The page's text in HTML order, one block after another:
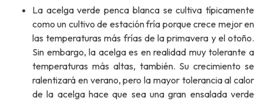
La acelga verde penca blanca se cultiva típicamente
como un cultivo de estación fría porque crece mejor en
las temperaturas más frías de la primavera y el otoño.
Sin embargo, la acelga es en realidad muy tolerante a
temperaturas más altas, también. Su crecimiento se
ralentizará en verano, pero la mayor tolerancia al calor
de la acelga hace que sea una gran ensalada verde